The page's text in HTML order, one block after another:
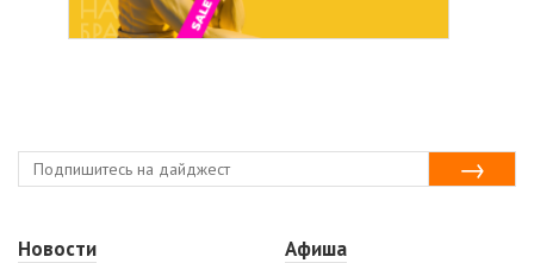
Новости
Афиша